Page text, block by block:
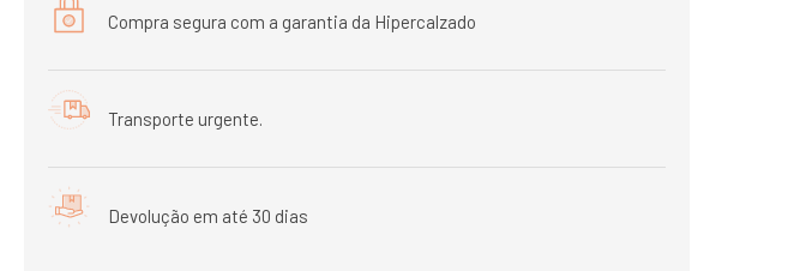
Compra segura com a garantia da Hipercalzado
Transporte urgente.
Devolução em até 30 dias